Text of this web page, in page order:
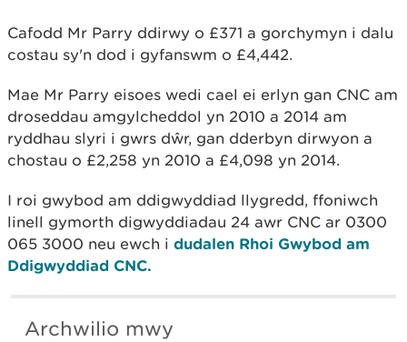
Cafodd Mr Parry ddirwy o £371 a gorchymyn i dalu
costau sy'n dod i gyfanswm o £4,442.
Mae Mr Parry eisoes wedi cael ei erlyn gan CNC am
droseddau amgylcheddol yn 2010 a 2014 am
ryddhau slyri i gwrs dŵr, gan dderbyn dirwyon a
chostau o £2,258 yn 2010 a £4,098 yn 2014.
I roi gwybod am ddigwyddiad llygredd, ffoniwch
linell gymorth digwyddiadau 24 awr CNC ar 0300
065 3000 neu ewch i dudalen Rhoi Gwybod am
Ddigwyddiad CNC.
Archwilio mwy